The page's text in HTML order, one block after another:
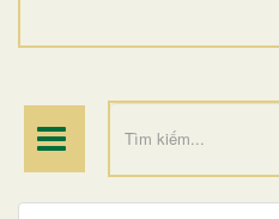
ĐIỂM HÀNH HƯƠNG